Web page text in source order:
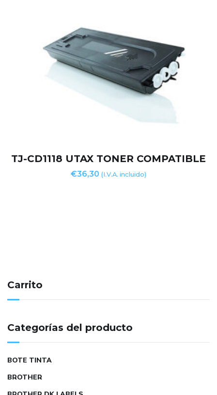
TJ-CD1118 UTAX TONER COMPATIBLE
€36,30 (I.V.A. incluido)
Carrito
Categorías del producto
BOTE TINTA
BROTHER